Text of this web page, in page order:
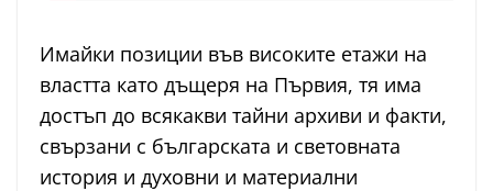
Имайки позиции във високите етажи на
властта като дъщеря на Първия, тя има
достъп до всякакви тайни архиви и факти,
свързани с българската и световната
история и духовни и материални